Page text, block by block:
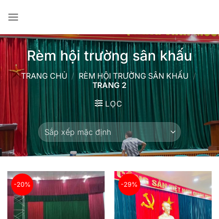
qua
dung
Rèm hội trường sân khấu
TRANG CHỦ / RÈM HỘI TRƯỜNG SÂN KHẤU /
TRANG 2
LỌC
-20% -29%